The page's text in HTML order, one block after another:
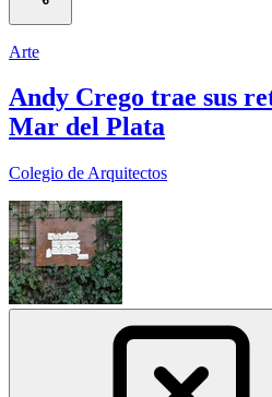
Arte
Andy Crego trae sus
Mar del Plata
Colegio de Arquitectos